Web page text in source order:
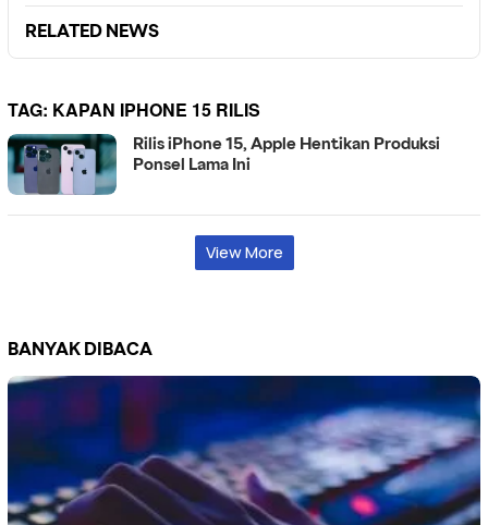
RELATED NEWS
TAG: KAPAN IPHONE 15 RILIS
Rilis iPhone 15, Apple Hentikan Produksi
Ponsel Lama Ini
View More
BANYAK DIBACA